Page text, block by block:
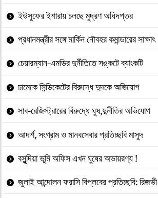
ইউসুফের ইশারায় চলছে মুদ্রণ অধিদপ্তর
প্রধানমন্ত্রীর সঙ্গে মার্কিন নৌবহর কমান্ডারের সাক্ষাৎ
চেয়ারম্যান-এমডির দুর্নীতিতে সঙ্কটে ব্যাংকটি
ঢামেকে সিন্ডিকেটের বিরুদ্ধে দুদকে অভিযোগ
সাব-রেজিস্ট্রারের বিরুদ্ধে ঘুষ,দুর্নীতির অভিযোগ
আদর্শ, সংগ্রাম ও মানবসেবার প্রতিচ্ছবি মাসুদ
বসুন্দিয়া ভূমি অফিস এখন ঘুষের অভায়রণ্য !
জুলাই আন্দোলন ফরাসি বিপ্লবের প্রতিচ্ছবি: রিজভী